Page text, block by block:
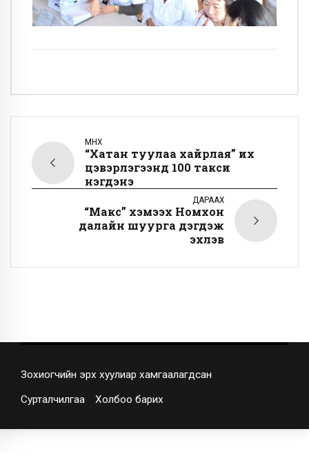
ӨМНӨХ
“Хатан туулаа хайрлая” их
цэвэрлэгээнд 100 такси
нэгдэнэ
ДАРААХ
“Макс” хэмээх Номхон
далайн шуурга дэгдэж
эхлэв
Зохиогчийн эрх хуулиар хамгаалагдсан
Сурталчилгаа Холбоо барих